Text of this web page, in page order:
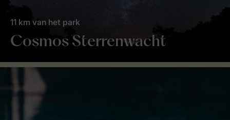
Cosmos Sterrenwacht
11 km van het park